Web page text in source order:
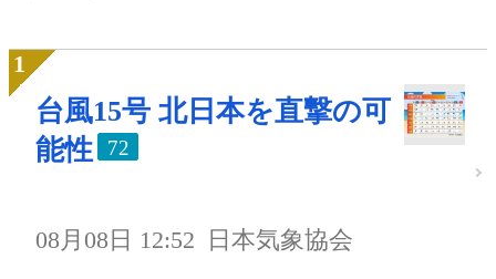
台風15号 北日本を直撃の可
能性
72
08月08日 12:52 日本気象協会